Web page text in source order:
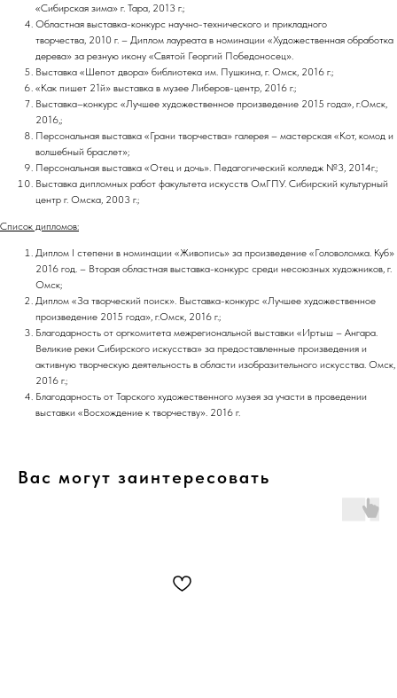
«Сибирская зима» г. Тара, 2013 г.;
Областная выставка-конкурс научно-технического и прикладного
творчества, 2010 г. – Диплом лауреата в номинации «Художественная обработка
дерева» за резную икону «Святой Георгий Победоносец».
Выставка «Шепот двора» библиотека им. Пушкина, г. Омск, 2016 г.;
«Как пишет 21й» выставка в музее Либеров-центр, 2016 г.;
Выставка–конкурс «Лучшее художественное произведение 2015 года», г.Омск,
2016,;
Персональная выставка «Грани творчества» галерея – мастерская «Кот, комод и
волшебный браслет»;
Персональная выставка «Отец и дочь». Педагогический колледж №3, 2014г.;
Выставка дипломных работ факультета искусств ОмГПУ. Сибирский культурный
центр г. Омска, 2003 г.;
Список дипломов:
Диплом I степени в номинации «Живопись» за произведение «Головоломка. Куб»
2016 год. – Вторая областная выставка-конкурс среди несоюзных художников, г.
Омск;
Диплом «За творческий поиск». Выставка-конкурс «Лучшее художественное
произведение 2015 года», г.Омск, 2016 г.;
Благодарность от оргкомитета межрегиональной выставки «Иртыш – Ангара.
Великие реки Сибирского искусства» за предоставленные произведения и
активную творческую деятельность в области изобразительного искусства. Омск,
2016 г.;
Благодарность от Тарского художественного музея за участи в проведении
выставки «Восхождение к творчеству». 2016 г.
Вас могут заинтересовать